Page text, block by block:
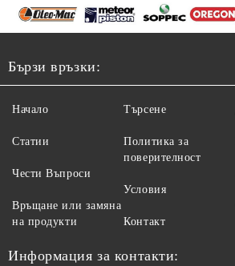
Бързи връзки:
Начало
Статии
Чести Въпроси
Връщане или замяна
на продукти
Търсене
Политика за
поверителност
Условия
Контакт
Информация за контакти: